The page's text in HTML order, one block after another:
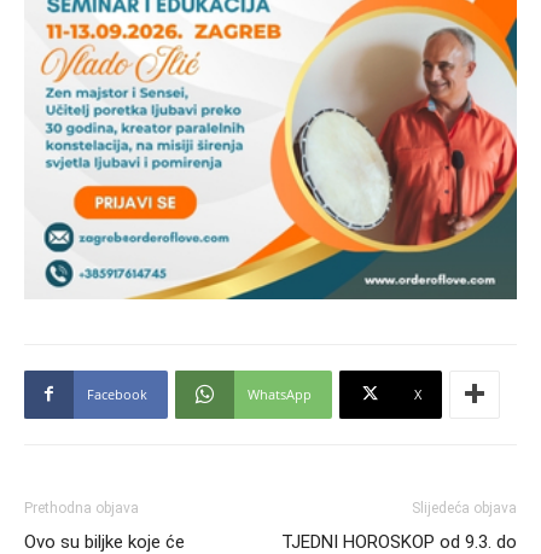
Facebook WhatsApp X
Prethodna objava
Ovo su biljke koje će
Slijedeća objava
TJEDNI HOROSKOP od 9.3. do